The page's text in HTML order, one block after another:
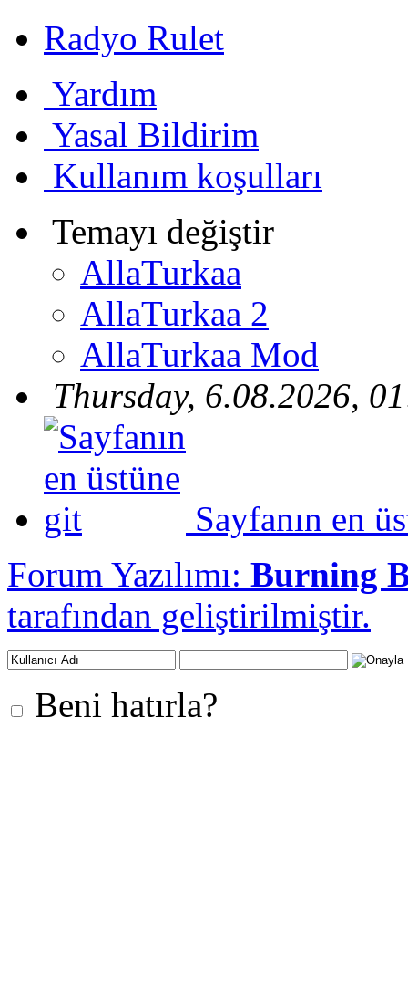
Radyo Rulet
Yardım
Yasal Bildirim
Kullanım koşulları
Temayı değiştir
AllaTurkaa
AllaTurkaa 2
AllaTurkaa Mod
Thursday, 6.08.2026,
Sayfanın en
Forum Yazılımı: Burning
tarafından geliştirilmiştir.
Beni hatırla?